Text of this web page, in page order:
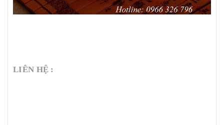
LIÊN HỆ :